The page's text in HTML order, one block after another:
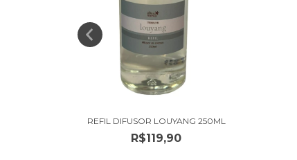
REFIL DIFUSOR LOUYANG 250ML
R$119,90